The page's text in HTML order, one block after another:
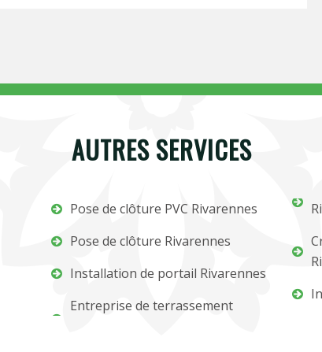
AUTRES SERVICES
Pose de clôture PVC Rivarennes
Pose de clôture Rivarennes
Installation de portail Rivarennes
Entreprise de terrassement